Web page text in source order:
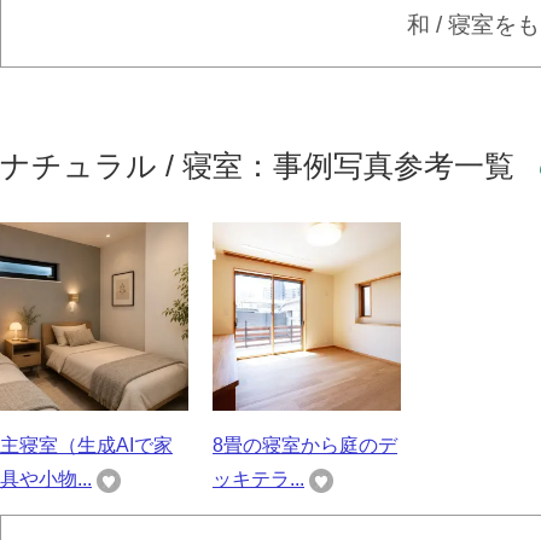
和 / 寝室を
ナチュラル / 寝室：事例写真参考一覧
主寝室（生成AIで家
具や小物...
8畳の寝室から庭のデ
ッキテラ...